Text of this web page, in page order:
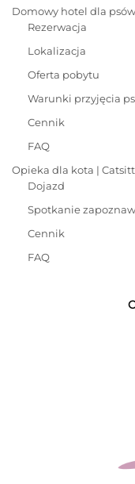
Domowy hotel dla psów
Rezerwacja
Lokalizacja
Oferta pobytu
Warunki przyjęcia
Cennik
FAQ
Opieka dla kota |
Dojazd
Spotkanie
Cennik
FAQ